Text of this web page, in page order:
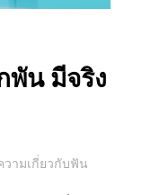
พัน มีจริง
วามเกี่ยวกับฟัน